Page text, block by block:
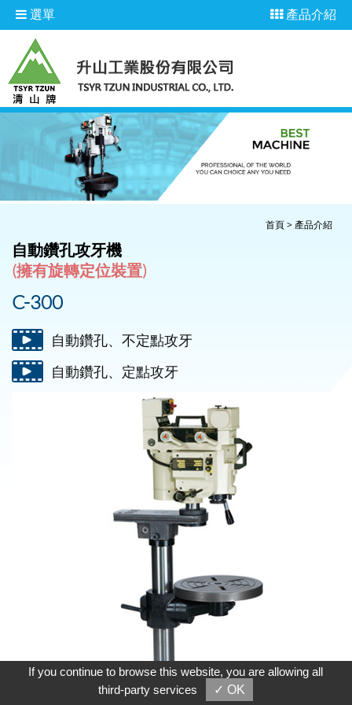
選單 產品介紹
首頁> 產品介紹
自動鑽孔攻牙機
(擁有旋轉定位裝置)
C-300
自動鑽孔、不定點攻牙
自動鑽孔、定點攻牙
If you continue to browse this website, you are allowing all
third-party services
✓ OK